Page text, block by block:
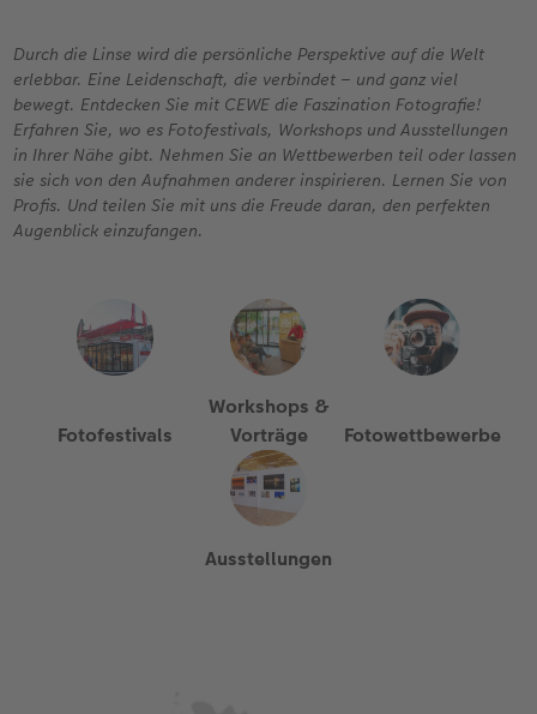
CEWE FOTOBUCH Kids
Panoramaseite
Schuber
Designvorlagen
Foto-Kochbuch
Kundenbeispiele
Webinare
CEWE myPhotos
Gestaltungsideen
Bilderboxen
Premium Poster
Fotosticker
Fotosets
Fotos digitalisieren
CEWE myPhotos
Neuheiten
Acrylglas
Alu-Dibond
Hartschaum
Gallery Print
Willkommensschild
Wandgestaltung
Mehrteiler
im Wunschformat
Dankeskarten
Urlaubsgrüße
Weitere Anlässe
Papierqualitäten
Fotokarten
Postkarten
Einzelkarten
Digitale Grußkarte
Schule & Büro
Foto-Geschenkbox
Art Prints
Handyhüllen
Faber-Castell
Haustierwelt
Geschenkideen
Kundenbeispiele
CEWE Geschenkgutschein
Kalender-Kundenbeispiele
Neuheiten
CEWE myPhotos
Kunststoffhüllen
Lederhüllen
Holzhülle
mit Design
CEWE myPhotos
Neuheiten
Danke sagen
Liebe schenken
Geburtstagsgeschenke
Inspiration
Kundenbeispiele
App
Durch die Linse wird die persönliche Perspektive auf die Welt
erlebbar. Eine Leidenschaft, die verbindet – und ganz viel
bewegt. Entdecken Sie mit CEWE die Faszination Fotografie!
Erfahren Sie, wo es Fotofestivals, Workshops und Ausstellungen
in Ihrer Nähe gibt. Nehmen Sie an Wettbewerben teil oder lassen
sie sich von den Aufnahmen anderer inspirieren. Lernen Sie von
Profis. Und teilen Sie mit uns die Freude daran, den perfekten
Augenblick einzufangen.
Fotofestivals
Workshops &
Vorträge
Fotowettbewerbe
Ausstellungen